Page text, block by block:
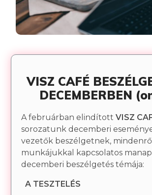
VISZ CAFÉ
DECEMBERBEN
A februárban elindítottVISZ
sorozatunk decemberi
vezetők beszélgetnek,
munkájukkal kapcsolatos
decemberi beszélgetés témája:
A TESZTELÉS